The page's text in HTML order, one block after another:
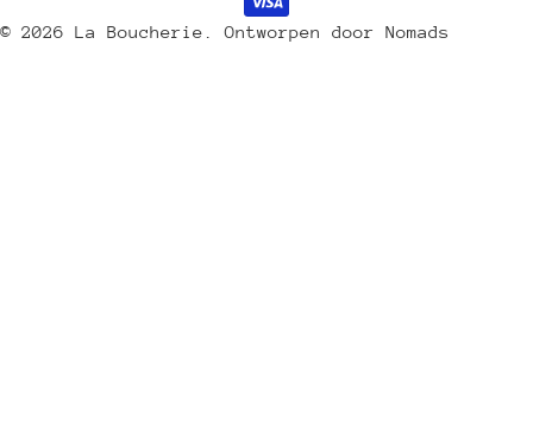
/
© 2026 La Boucherie .Ontworpen door Nomads